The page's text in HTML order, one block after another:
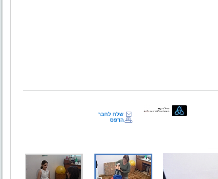
שלח לחבר
הדפס